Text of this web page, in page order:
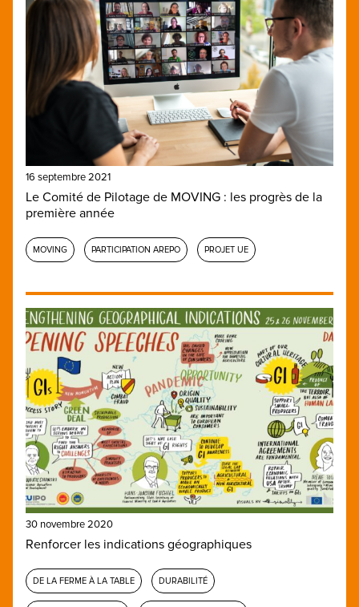
16 septembre 2021
Le Comité de Pilotage de MOVING : les progrès de la
première année
MOVING PARTICIPATION AREPO PROJET UE
30 novembre 2020
Renforcer les indications géographiques
DE LA FERME À LA TABLE DURABILITÉ